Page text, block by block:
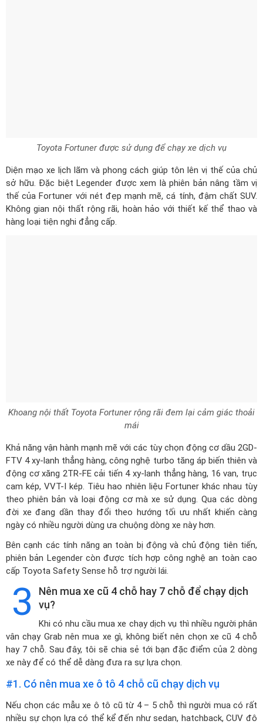
Toyota Fortuner được sử dụng để chạy xe dịch vụ
Diện mạo xe lịch lãm và phong cách giúp tôn lên vị thế của chủ
sở hữu. Đặc biệt Legender được xem là phiên bản nâng tầm vị
thế của Fortuner với nét đẹp mạnh mẽ, cá tính, đậm chất SUV.
Không gian nội thất rộng rãi, hoàn hảo với thiết kế thể thao và
hàng loại tiện nghi đẳng cấp.
Khoang nội thất Toyota Fortuner rộng rãi đem lại cảm giác thoải
mái
Khả năng vận hành mạnh mẽ với các tùy chọn động cơ dầu 2GD-
FTV 4 xy-lanh thẳng hàng, công nghệ turbo tăng áp biến thiên và
động cơ xăng 2TR-FE cải tiến 4 xy-lanh thẳng hàng, 16 van, trục
cam kép, VVT-I kép. Tiêu hao nhiên liệu Fortuner khác nhau tùy
theo phiên bản và loại động cơ mà xe sử dụng. Qua các dòng
đời xe đang dần thay đổi theo hướng tối ưu nhất khiến càng
ngày có nhiều người dùng ưa chuộng dòng xe này hơn.
Bên cạnh các tính năng an toàn bị động và chủ động tiên tiến,
phiên bản Legender còn được tích hợp công nghệ an toàn cao
cấp Toyota Safety Sense hỗ trợ người lái.
3
Nên mua xe cũ 4 chỗ hay 7 chỗ để chạy dịch
vụ?
Khi có nhu cầu mua xe chạy dịch vụ thì nhiều người phân
vân chạy Grab nên mua xe gì, không biết nên chọn xe cũ 4 chỗ
hay 7 chỗ. Sau đây, tôi sẽ chia sẻ tới bạn đặc điểm của 2 dòng
xe này để có thể dễ dàng đưa ra sự lựa chọn.
#1. Có nên mua xe ô tô 4 chỗ cũ chạy dịch vụ
Nếu chọn các mẫu xe ô tô cũ từ 4 – 5 chỗ thì người mua có rất
nhiều sự chọn lựa có thể kể đến như sedan, hatchback, CUV đô